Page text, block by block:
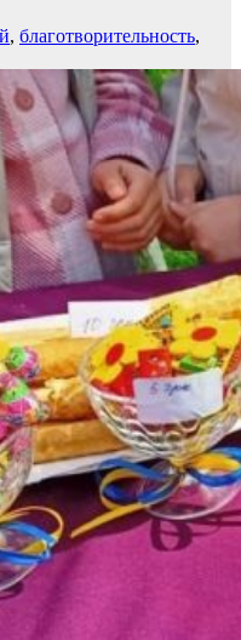
, благотворительность,